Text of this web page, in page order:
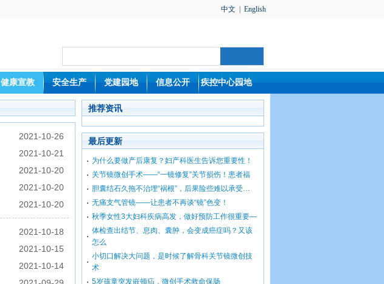
中文 English
健康宣教 安全生产 党建园地 信息公开 疾控中心园地
2021-10-26
2021-10-21
2021-10-20
2021-10-20
2021-10-20
2021-10-18
2021-10-15
2021-10-14
推荐资讯
最后更新
为什么要做产后康复？妇产科医生告诉您重要性！
关节镜微创手术——“一镜修复”关节损伤！患者福
胆囊结石久拖不治埋“祸根”，后果险些难以承受…
无痛支气管镜——让患者不再谈“镜”色变！
秋季女性3大妇科疾病高发，做好预防工作很重要—
体检查出结节、息肉、囊肿，会变成癌症吗？又该
怎么
小切口解决大问题，是时候了解骨科关节镜微创技
术
5岁孩童突发嵌顿疝，微创手术救命保肠